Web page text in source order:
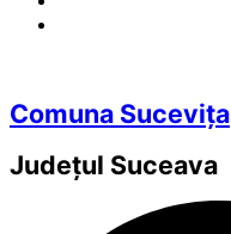
Comuna Sucevița
Județul Suceava